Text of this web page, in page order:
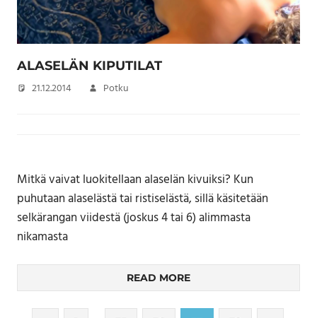
ALASELÄN KIPUTILAT
21.12.2014 Potku
Mitkä vaivat luokitellaan alaselän kivuiksi? Kun
puhutaan alaselästä tai ristiselästä, sillä käsitetään
selkärangan viidestä (joskus 4 tai 6) alimmasta
nikamasta
READ MORE